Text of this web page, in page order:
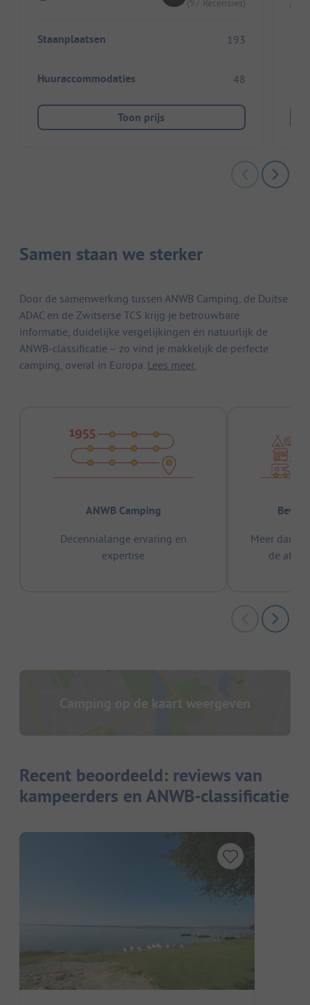
(97 Recensies)
Staanplaatsen 193
Huuraccommodaties 48
Toon prijs
Samen staan we sterker
Door de samenwerking tussen ANWB Camping, de Duitse
ADAC en de Zwitserse TCS krijg je betrouwbare
informatie, duidelijke vergelijkingen én natuurlijk de
ANWB-classificatie – zo vind je makkelijk de perfecte
camping, overal in Europa. Lees meer.
ANWB Camping
Decennialange ervaring en
expertise
Meer dan
de
Camping op de kaart weergeven
Recent beoordeeld: reviews van
kampeerders en ANWB-classificatie